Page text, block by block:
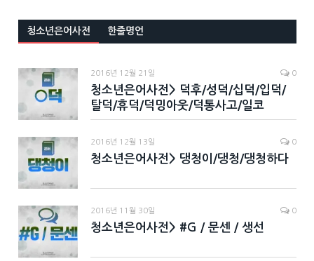
청소년은어사전 한줄명언
2016년 12월 21일 0
청소년은어사전> 덕후/성덕/십덕/입덕/
탈덕/휴덕/덕밍아웃/덕통사고/일코
2016년 12월 13일 0
청소년은어사전> 댕청이/댕청/댕청하다
2016년 11월 30일 0
청소년은어사전> #G / 문센 / 생선